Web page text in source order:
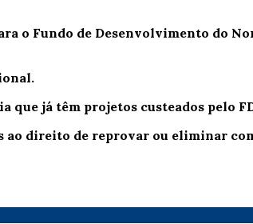
o Fundo de Desenvolvimento do
que já têm projetos custeados pelo
direito de reprovar ou eliminar